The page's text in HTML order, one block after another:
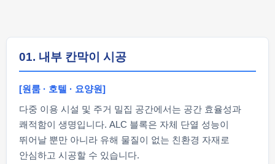
01. 내부 칸막이 시공
[원룸 · 호텔 · 요양원]
다중 이용 시설 및 주거 밀집 공간에서는 공간 효율성과
쾌적함이 생명입니다. ALC 블록은 자체 단열 성능이
뛰어날 뿐만 아니라 유해 물질이 없는 친환경 자재로
안심하고 시공할 수 있습니다.